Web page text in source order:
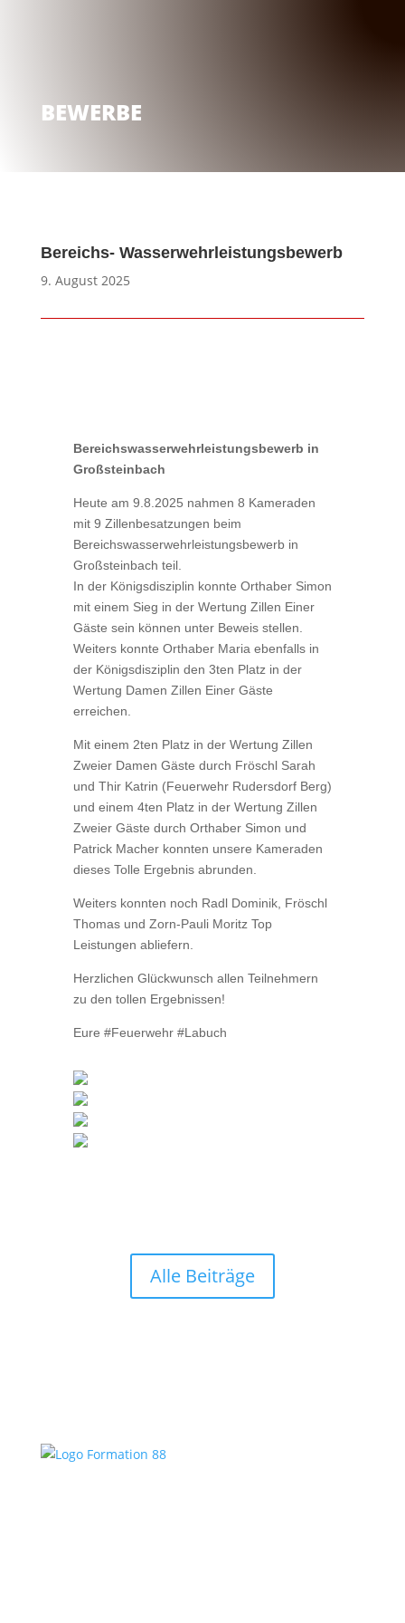
BEWERBE
Bereichs- Wasserwehrleistungsbewerb
9. August 2025
Bereichswasserwehrleistungsbewerb in
Großsteinbach
Heute am 9.8.2025 nahmen 8 Kameraden
mit 9 Zillenbesatzungen beim
Bereichswasserwehrleistungsbewerb in
Großsteinbach teil.
In der Königsdisziplin konnte Orthaber Simon
mit einem Sieg in der Wertung Zillen Einer
Gäste sein können unter Beweis stellen.
Weiters konnte Orthaber Maria ebenfalls in
der Königsdisziplin den 3ten Platz in der
Wertung Damen Zillen Einer Gäste
erreichen.
Mit einem 2ten Platz in der Wertung Zillen
Zweier Damen Gäste durch Fröschl Sarah
und Thir Katrin (Feuerwehr Rudersdorf Berg)
und einem 4ten Platz in der Wertung Zillen
Zweier Gäste durch Orthaber Simon und
Patrick Macher konnten unsere Kameraden
dieses Tolle Ergebnis abrunden.
Weiters konnten noch Radl Dominik, Fröschl
Thomas und Zorn-Pauli Moritz Top
Leistungen abliefern.
Herzlichen Glückwunsch allen Teilnehmern
zu den tollen Ergebnissen!
Eure #Feuerwehr #Labuch
Alle Beiträge